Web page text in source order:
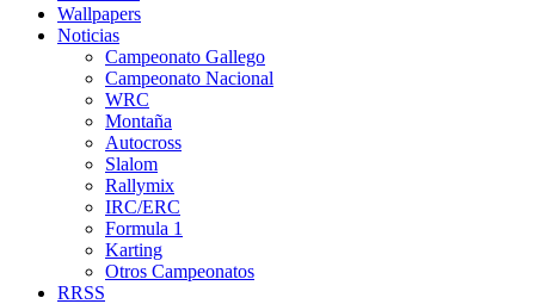
Wallpapers
Noticias
Campeonato Gallego
Campeonato Nacional
WRC
Montaña
Autocross
Slalom
Rallymix
IRC/ERC
Formula 1
Karting
Otros Campeonatos
RRSS